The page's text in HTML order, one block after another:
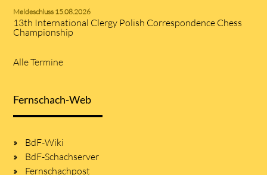
Meldeschluss 15.08.2026
13th International Clergy Polish Correspondence Chess
Championship
Alle Termine
Fernschach-Web
BdF-Wiki
BdF-Schachserver
Fernschachpost